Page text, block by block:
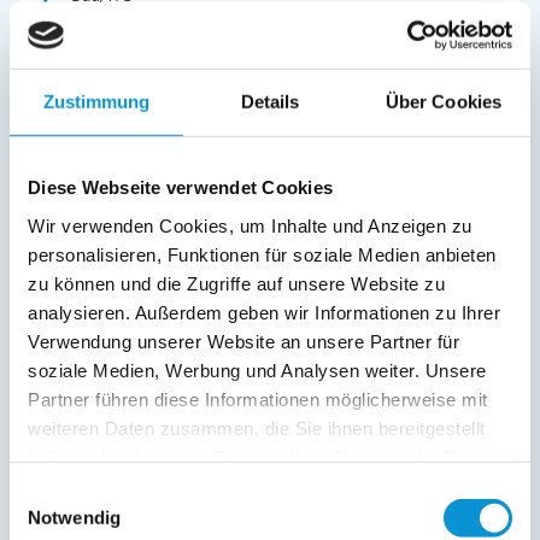
Zustimmung Details Über Cookies
Diese Webseite verwendet Cookies
Wir verwenden Cookies, um Inhalte und Anzeigen zu
personalisieren, Funktionen für soziale Medien anbieten
zu können und die Zugriffe auf unsere Website zu
analysieren. Außerdem geben wir Informationen zu Ihrer
Verwendung unserer Website an unsere Partner für
soziale Medien, Werbung und Analysen weiter. Unsere
Partner führen diese Informationen möglicherweise mit
weiteren Daten zusammen, die Sie ihnen bereitgestellt
Notwendig
Radio
Gartenstühle
Parkplatz
Balkon
Service:
Verpflegung:
Beschreibung
Ferienwohnung Gorch-Fock I im Gorch-Fock-Ring 28 in